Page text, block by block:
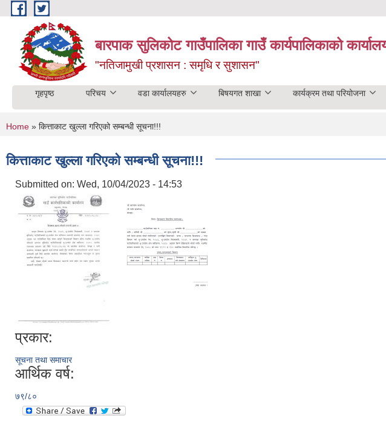
Skip to main content
बारपाक सुलिकोट गाउँपालिका गाउँ कार्यपालिकाको
"नतिजामुखी प्रशासन : समृधि र सुशासन"
गृहपृष्ठ परिचय वडा कार्यालयहरु बिषयगत शाखा कार्यक्रम तथा परियोजना
You are here
Home » कित्ताकाट खुल्ला गरिएको सम्बन्धी सूचना!!!
कित्ताकाट खुल्ला गरिएको सम्बन्धी सूचना!!!
Submitted on: Wed, 10/04/2023 - 14:53
प्रकार:
सूचना तथा समाचार
आर्थिक वर्ष:
७९/८०